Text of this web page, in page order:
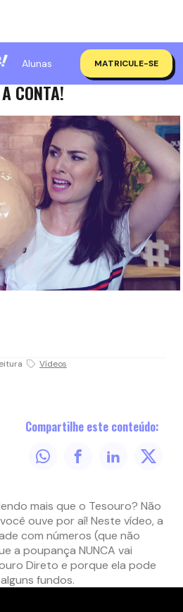
Alunas MATRICULE-SE
MAIS QUE O
CONTA!
Vídeos
Compartilhe este conteúdo:
mais que o Tesouro? Não
ouve por aí! Neste vídeo, a
com números (que não
a poupança NUNCA vai
Direto e porque ela pode
fundos.